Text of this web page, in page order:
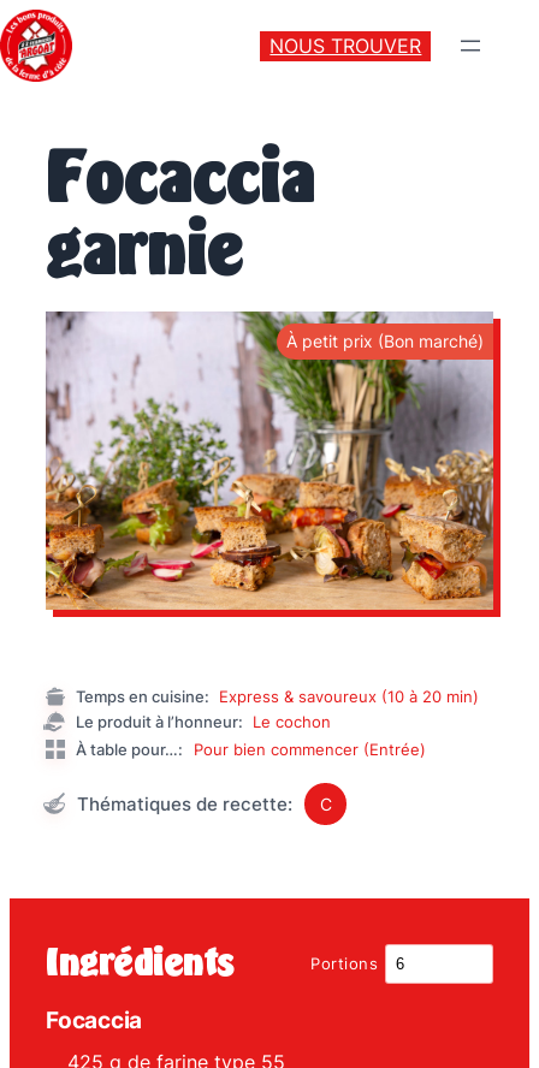
Focaccia
garnie
À petit prix (Bon marché)
Temps en cuisine: Express & savoureux (10 à 20 min)
Le produit à l’honneur: Le cochon
À table pour…: Pour bien commencer (Entrée)
Thématiques de recette: C
Ingrédients Portions
Focaccia
425 g de farine type 55
NOUS TROUVER